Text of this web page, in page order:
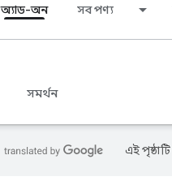
অ্যাড-অন সব পণ্য
সমর্থন
এই পৃষ্ঠাটি